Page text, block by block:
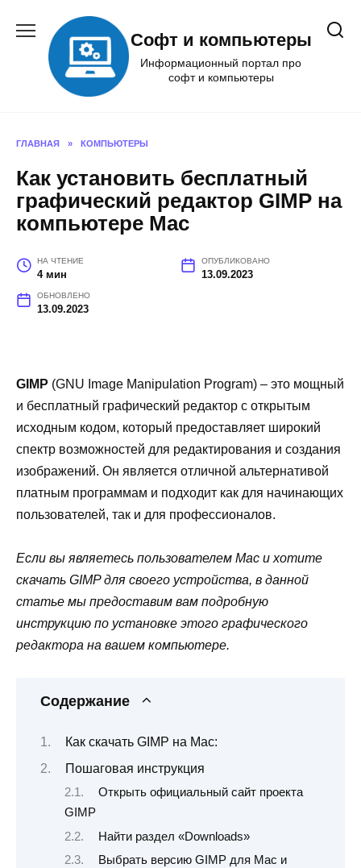
содержанию
Софт и компьютеры
Информационный портал про
софт и компьютеры
ГЛАВНАЯ » КОМПЬЮТЕРЫ
Как установить бесплатный
графический редактор GIMP на
компьютере Mac
НА ЧТЕНИЕ
4 мин
ОПУБЛИКОВАНО
13.09.2023
ОБНОВЛЕНО
13.09.2023
GIMP (GNU Image Manipulation Program) – это мощный
и бесплатный графический редактор с открытым
исходным кодом, который предоставляет широкий
спектр возможностей для редактирования и создания
изображений. Он является отличной альтернативой
платным программам и подходит как для начинающих
пользователей, так и для профессионалов.
Если вы являетесь пользователем Mac и хотите
скачать GIMP для своего устройства, в данной
статье мы предоставим вам подробную
инструкцию по установке этого графического
редактора на вашем компьютере.
Содержание
Как скачать GIMP на Mac:
Пошаговая инструкция
Открыть официальный сайт проекта
GIMP
Найти раздел «Downloads»
Выбрать версию GIMP для Mac и